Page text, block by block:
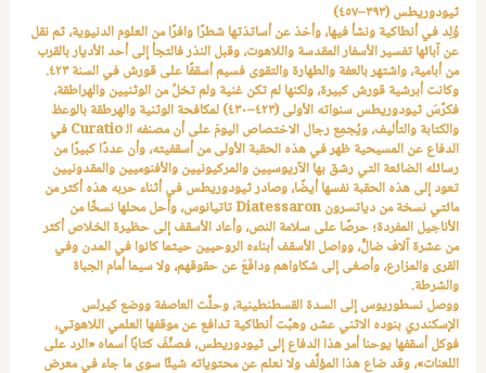
ثيودوريطس (٣٩٣–٤٥٧)
وُلِد في أنطاكية ونشأ فيها، وأخذ عن أساتذتها شطرًا وافرًا من العلوم الدنيوية، ثم نقل
عن آبائها تفسير الأسفار المقدسة واللاهوت، وقبل النذر فالتجأ إلى أحد الأديار بالقرب
من أبامية، واشتهر بالعفة والطهارة والتقوى فسيم أسقفًا على قورش في السنة ٤٢٣.
وكانت أبرشية قورش كبيرة، ولكنها لم تكن غنية ولم تخلُ من الوثنيين والهراطقة،
فكرَّسَ ثيودوريطس سنواته الأولى (٤٢٣–٤٣٠) لمكافحة الوثنية والهرطقة بالوعظ
والكتابة والتأليف، ويُجمِع رجال الاختصاص اليومَ على أن مصنفه اﻟCuratioفي
الدفاع عن المسيحية ظهر في هذه الحقبة الأولى من أسقفيته، وأن عددًا كبيرًا من
رسائله الضائعة التي رشق بها الآريوسيين والمركيونيين والأفنوميين والمقدونيين
تعود إلى هذه الحقبة نفسها أيضًا، وصادر ثيودوريطس في أثناء حربه هذه أكثر من
مائتي نسخة من دياتسرونDiatessaronتاتيانوس، وأحل محلها نسخًا من
الأناجيل المفردة؛ حرصًا على سلامة النص، وأعاد الأسقف إلى حظيرة الخلاص أكثر
من عشرة آلاف ضالٍّ، وواصل الأسقف أبناءه الروحيين حيثما كانوا في المدن وفي
القرى والمزارع، وأصغى إلى شكاواهم ودافَعَ عن حقوقهم، ولا سيما أمام الجباة
والشرطة.
ووصل نسطوريوس إلى السدة القسطنطينية، وحلَّت العاصفة ووضع كيرلس
الإسكندري بنوده الاثني عشر، وهبَّت أنطاكية تدافع عن موقفها العلمي اللاهوتي،
فوكل أسقفها يوحنا أمر هذا الدفاع إلى ثيودوريطس، فصنَّفَ كتابًا أسماه «الرد على
اللعنات»، وقد ضاع هذا المؤلَّف ولا نعلم عن محتوياته شيئًا سوى ما جاء في معرض